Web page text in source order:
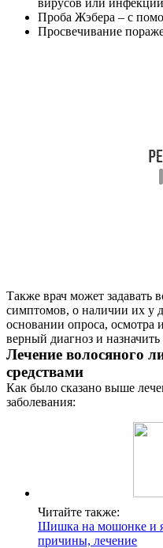
вирусов или
Проба Жэбера – с
Просвечивание
Также врач может задавать
симптомов, о наличии их у
основании опроса, осмотра
верный диагноз и
Лечение волосяного
средствами
Как было сказано выше
заболевания:
Читайте также:
Шишка на мошонке и
причины, лечение